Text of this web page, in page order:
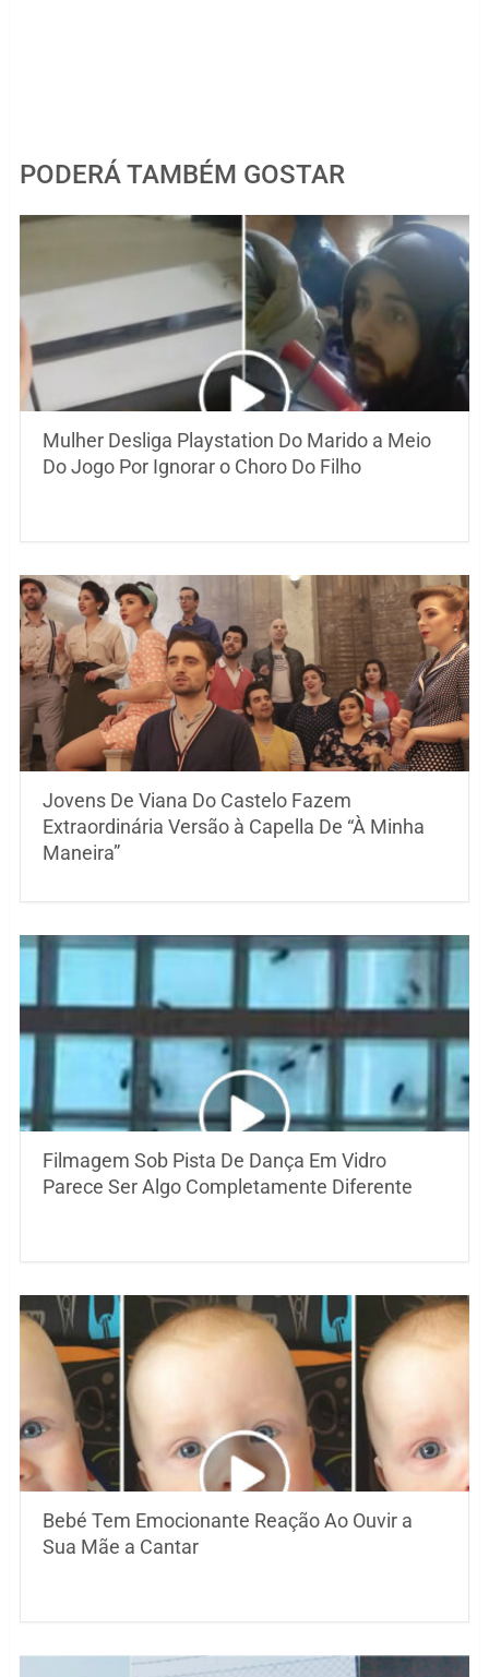
PODERÁ TAMBÉM GOSTAR
Mulher Desliga Playstation Do Marido a Meio
Do Jogo Por Ignorar o Choro Do Filho
Jovens De Viana Do Castelo Fazem
Extraordinária Versão à Capella De “À Minha
Maneira”
Filmagem Sob Pista De Dança Em Vidro
Parece Ser Algo Completamente Diferente
Bebé Tem Emocionante Reação Ao Ouvir a
Sua Mãe a Cantar